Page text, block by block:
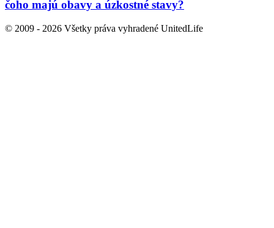
čoho majú obavy a úzkostné stavy?
© 2009 - 2026 Všetky práva vyhradené UnitedLife